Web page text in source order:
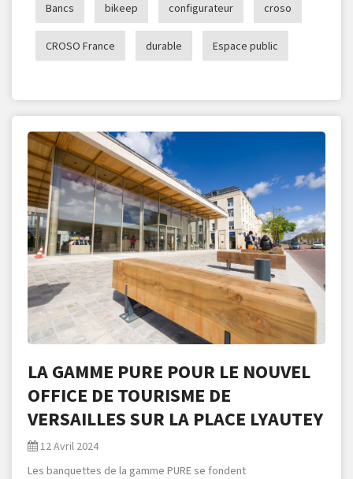
Bancs bikeep configurateur croso
CROSO France durable Espace public
LA GAMME PURE POUR LE NOUVEL
OFFICE DE TOURISME DE
VERSAILLES SUR LA PLACE LYAUTEY
12 Avril 2024
Les banquettes de la gamme PURE se fondent